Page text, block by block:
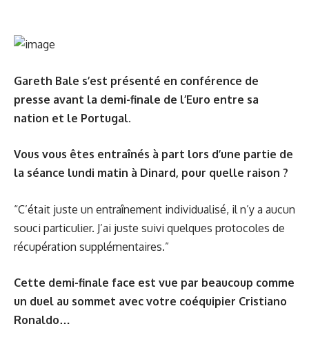
Gareth Bale s’est présenté en conférence de
presse avant la demi-finale de l’Euro entre sa
nation et le Portugal.
Vous vous êtes entraînés à part lors d’une partie de
la séance lundi matin à Dinard, pour quelle raison ?
“C’était juste un entraînement individualisé, il n’y a aucun
souci particulier. J’ai juste suivi quelques protocoles de
récupération supplémentaires.”
Cette demi-finale face est vue par beaucoup comme
un duel au sommet avec votre coéquipier Cristiano
Ronaldo…